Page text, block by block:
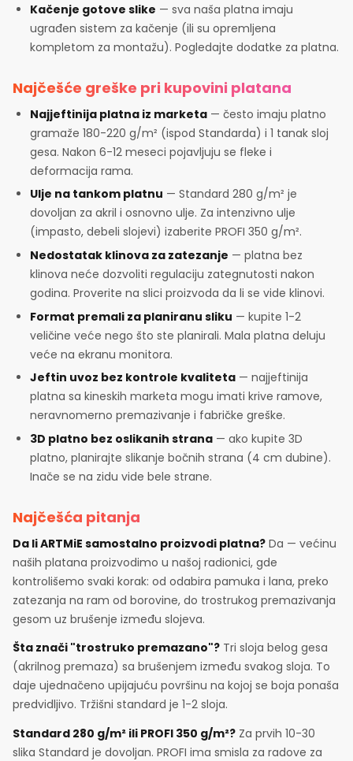
Kačenje gotove slike — sva naša platna imaju
ugrađen sistem za kačenje (ili su opremljena
kompletom za montažu). Pogledajte dodatke za platna.
Najčešće greške pri kupovini platana
Najjeftinija platna iz marketa — često imaju platno
gramaže 180-220 g/m² (ispod Standarda) i 1 tanak sloj
gesa. Nakon 6-12 meseci pojavljuju se fleke i
deformacija rama.
Ulje na tankom platnu — Standard 280 g/m² je
dovoljan za akril i osnovno ulje. Za intenzivno ulje
(impasto, debeli slojevi) izaberite PROFI 350 g/m².
Nedostatak klinova za zatezanje — platna bez
klinova neće dozvoliti regulaciju zategnutosti nakon
godina. Proverite na slici proizvoda da li se vide klinovi.
Format premali za planiranu sliku — kupite 1-2
veličine veće nego što ste planirali. Mala platna deluju
veće na ekranu monitora.
Jeftin uvoz bez kontrole kvaliteta — najjeftinija
platna sa kineskih marketa mogu imati krive ramove,
neravnomerno premazivanje i fabričke greške.
3D platno bez oslikanih strana — ako kupite 3D
platno, planirajte slikanje bočnih strana (4 cm dubine).
Inače se na zidu vide bele strane.
Najčešća pitanja
Da li ARTMiE samostalno proizvodi platna? Da — većinu
naših platana proizvodimo u našoj radionici, gde
kontrolišemo svaki korak: od odabira pamuka i lana, preko
zatezanja na ram od borovine, do trostrukog premazivanja
gesom uz brušenje između slojeva.
Šta znači "trostruko premazano"? Tri sloja belog gesa
(akrilnog premaza) sa brušenjem između svakog sloja. To
daje ujednačeno upijajuću površinu na kojoj se boja ponaša
predvidljivo. Tržišni standard je 1-2 sloja.
Standard 280 g/m² ili PROFI 350 g/m²? Za prvih 10-30
slika Standard je dovoljan. PROFI ima smisla za radove za